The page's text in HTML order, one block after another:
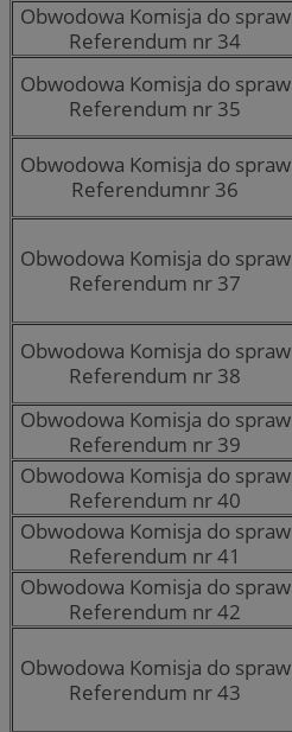
Obwodowa Komisja do spraw
Referendum nr 34
Obwodowa Komisja do spraw
Referendum nr 35
Obwodowa Komisja do spraw
Referendumnr 36
Obwodowa Komisja do spraw
Referendum nr 37
Obwodowa Komisja do spraw
Referendum nr 38
Obwodowa Komisja do spraw
Referendum nr 39
Obwodowa Komisja do spraw
Referendum nr 40
Obwodowa Komisja do spraw
Referendum nr 41
Obwodowa Komisja do spraw
Referendum nr 42
Obwodowa Komisja do spraw
Referendum nr 43